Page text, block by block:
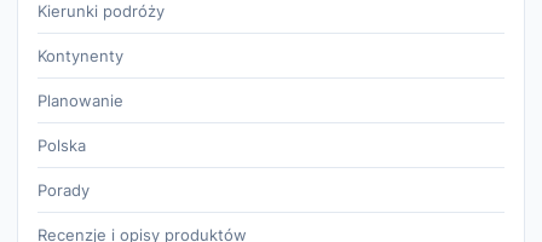
Kierunki podróży
Kontynenty
Planowanie
Polska
Porady
Recenzje i opisy produktów